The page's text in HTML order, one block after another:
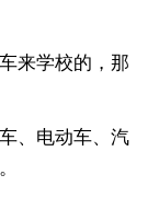
来学校的，那
、电动车、汽